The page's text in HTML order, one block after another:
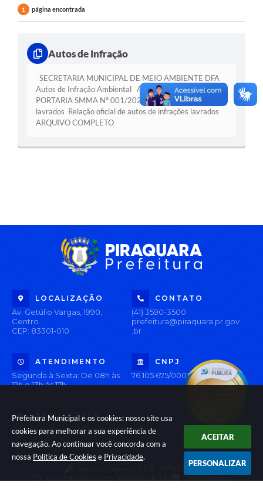
Prefeitura Municipal e os cookies: nosso site usa
cookies para melhorar a sua experiência de
navegação. Ao continuar você concorda com a
nossa Política de Cookies e Privacidade.
ACEITAR
PERSONALIZAR
1 página encontrada
Autos de Infração
SECRETARIA MUNICIPAL DE MEIO AMBIENTE DFA
Autos de Infração Ambiental Autos de Infração
PORTARIA SMMA Nº 001/2026 Autos de Infrações
lavrados Relação oficial de autos de infrações lavrados
ARQUIVO COMPLETO
LOCALIZAÇÃO
Av. Getúlio Vargas, 1990,
Centro
CEP: 83301-010
CONTATO
(41) 3590-3500
prefeitura@piraquara.pr.gov
.br
ATENDIMENTO
Segunda à Sexta: De 08h às
12h e 13h às 17h
CNPJ
76.105.675/0001-67
NEWSLETTER
Inscreva-se e receba informativos
3.5.3 - 19/06/2026